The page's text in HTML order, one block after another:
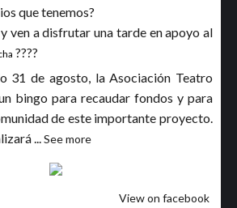
que tenemos?
ven a disfrutar una tarde en apoyo al
????
31 de agosto, la Asociación Teatro
bingo para recaudar fondos y para
de este importante proyecto.
...See more
View on facebook